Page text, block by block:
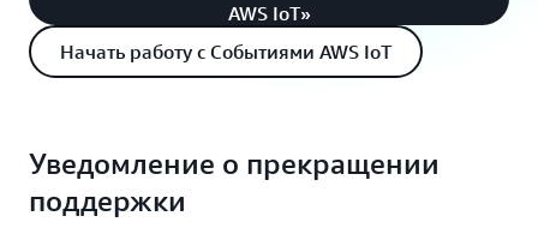
AWS IoT»
Начать работу с Событиями AWS IoT
Уведомление о прекращении
поддержки